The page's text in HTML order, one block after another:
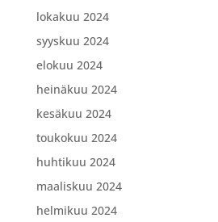
lokakuu 2024
syyskuu 2024
elokuu 2024
heinäkuu 2024
kesäkuu 2024
toukokuu 2024
huhtikuu 2024
maaliskuu 2024
helmikuu 2024